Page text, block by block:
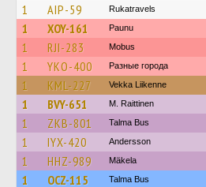
1 AIP-59 Rukatravels
1 XOY-161 Paunu
1 RJI-283 Mobus
1 YKO-400 Разные города
1 KML-227 Vekka Liikenne
1 BVY-651 M. Raittinen
1 ZKB-801 Talma Bus
1 IYX-420 Andersson
1 HHZ-989 Mäkela
1 OCZ-115 Talma Bus